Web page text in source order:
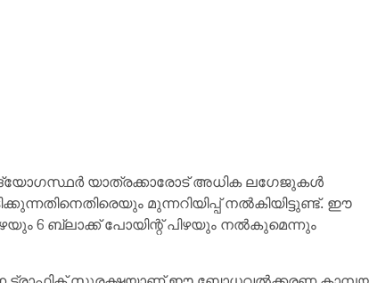
യാത്രക്കാരോട് അധിക ലഗേജുകൾ
മുന്നറിയിപ്പ് നൽകിയിട്ടുണ്ട്. ഈ
6 ബ്ലാക്ക് പോയിന്റ് പിഴയും നൽകുമെന്നും